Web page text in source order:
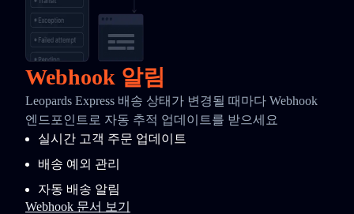
Webhook 알림
Leopards Express 배송 상태가 변경될 때마다 Webhook
엔드포인트로 자동 추적 업데이트를 받으세요
실시간 고객 주문 업데이트
배송 예외 관리
자동 배송 알림
Webhook 문서 보기